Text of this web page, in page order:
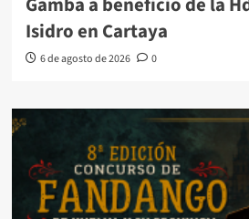
Isidro en Cartaya
6 de agosto de 2026 0